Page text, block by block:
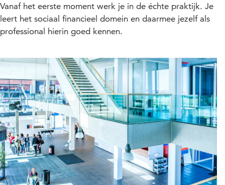
Vanaf het eerste moment werk je in de échte praktijk. Je
leert het sociaal financieel domein en daarmee jezelf als
professional hierin goed kennen.